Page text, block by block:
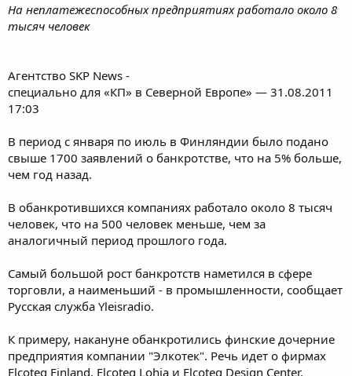
На неплатежеспособных предприятиях работало около 8
тысяч человек
Агентство SKP News -
специально для «КП» в Северной Европе» — 31.08.2011
17:03
В период с января по июль в Финляндии было подано
свыше 1700 заявлений о банкротстве, что на 5% больше,
чем год назад.
В обанкротившихся компаниях работало около 8 тысяч
человек, что на 500 человек меньше, чем за
аналогичный период прошлого года.
Самый большой рост банкротств наметился в сфере
торговли, а наименьший - в промышленности, сообщает
Русская служба Yleisradio.
К примеру, накануне обанкротились финские дочерние
предприятия компании "Элкотек". Речь идет о фирмах
Elcoteq Finland, Elcoteq Lohja и Elcoteq Design Center.